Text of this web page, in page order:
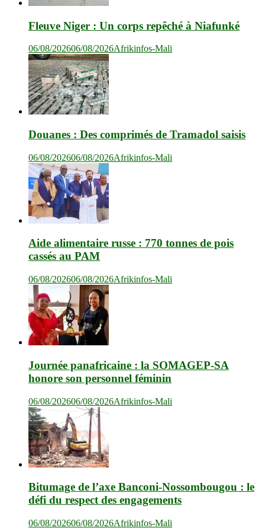
Fleuve Niger : Un corps repêché à Niafunké
06/08/202606/08/2026Afrikinfos-Mali
Douanes : Des comprimés de Tramadol saisis
06/08/202606/08/2026Afrikinfos-Mali
Aide alimentaire russe : 770 tonnes de pois
cassés au PAM
06/08/202606/08/2026Afrikinfos-Mali
Journée panafricaine : la SOMAGEP-SA
honore son personnel féminin
06/08/202606/08/2026Afrikinfos-Mali
Bitumage de l’axe Banconi-Nossombougou : le
défi du respect des engagements
06/08/202606/08/2026Afrikinfos-Mali